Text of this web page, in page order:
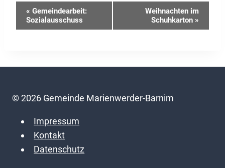
Veranstaltung-
« Gemeindearbeit:
Sozialausschuss
Weihnachten im
Schuhkarton »
© 2026 Gemeinde Marienwerder-Barnim
Impressum
Kontakt
Datenschutz